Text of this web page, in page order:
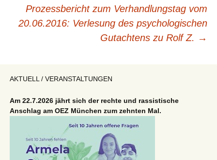
Prozessbericht zum Verhandlungstag vom
20.06.2016: Verlesung des psychologischen
Gutachtens zu Rolf Z. →
AKTUELL / VERANSTALTUNGEN
Am 22.7.2026 jährt sich der rechte und rassistische
Anschlag am OEZ München zum zehnten Mal.